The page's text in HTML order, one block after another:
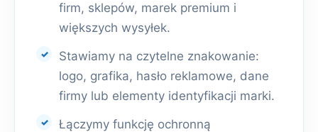
firm, sklepów, marek premium i
większych wysyłek.
Stawiamy na czytelne znakowanie:
logo, grafika, hasło reklamowe, dane
firmy lub elementy identyfikacji marki.
Łączymy funkcję ochronną